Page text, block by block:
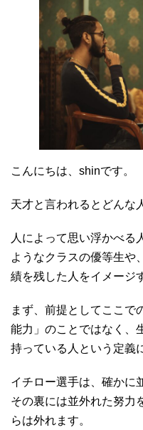
こんにちは、shinです。
天才と言われるとどんな
人によって思い浮かべる
ようなクラスの優等生や
績を残した人をイメージ
まず、前提としてここで
能力」のことではなく、
持っている人という定義
イチロー選手は、確かに
その裏には並外れた努力
らは外れます。